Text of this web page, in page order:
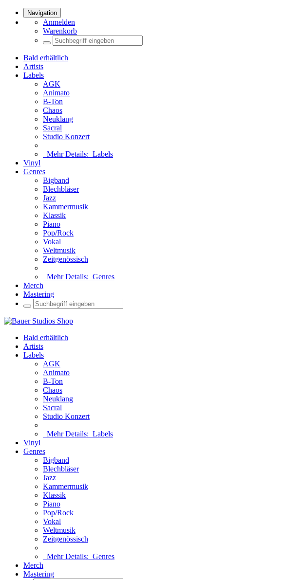
Navigation
Anmelden
Warenkorb
Bald erhältlich
Artists
Labels
AGK
Animato
B-Ton
Chaos
Neuklang
Sacral
Studio Konzert
Mehr Details: Labels
Vinyl
Genres
Bigband
Blechbläser
Jazz
Kammermusik
Klassik
Piano
Pop/Rock
Vokal
Weltmusik
Zeitgenössisch
Mehr Details: Genres
Merch
Mastering
Bald erhältlich
Artists
Labels
AGK
Animato
B-Ton
Chaos
Neuklang
Sacral
Studio Konzert
Mehr Details: Labels
Vinyl
Genres
Bigband
Blechbläser
Jazz
Kammermusik
Klassik
Piano
Pop/Rock
Vokal
Weltmusik
Zeitgenössisch
Mehr Details: Genres
Merch
Mastering